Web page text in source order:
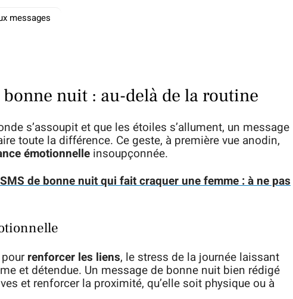
messages
bonne nuit : au-delà de la routine
s’assoupit et que les étoiles s’allument, un message
toute la différence. Ce geste, à première vue anodin,
émotionnelle insoupçonnée.
de bonne nuit qui fait craquer une femme : à ne pas
renforcer les liens, le stress de la journée laissant
et détendue. Un message de bonne nuit bien rédigé
et renforcer la proximité, qu’elle soit physique ou à